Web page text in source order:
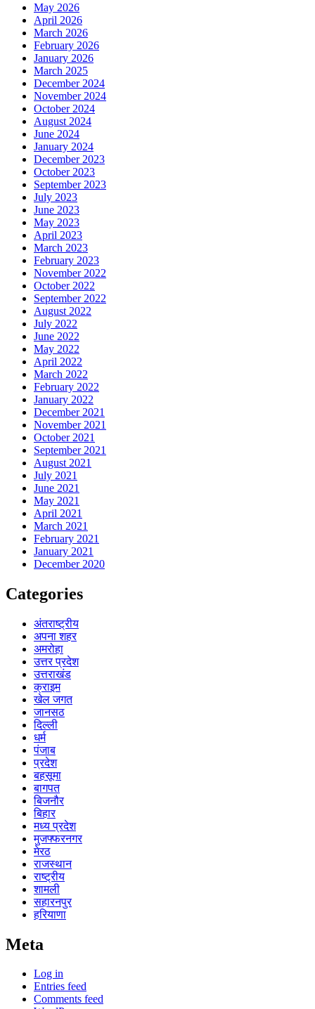
May 2026
April 2026
March 2026
February 2026
January 2026
March 2025
December 2024
November 2024
October 2024
August 2024
June 2024
January 2024
December 2023
October 2023
September 2023
July 2023
June 2023
May 2023
April 2023
March 2023
February 2023
November 2022
October 2022
September 2022
August 2022
July 2022
June 2022
May 2022
April 2022
March 2022
February 2022
January 2022
December 2021
November 2021
October 2021
September 2021
August 2021
July 2021
June 2021
May 2021
April 2021
March 2021
February 2021
January 2021
December 2020
Categories
अंतराष्ट्रीय
अपना शहर
अमरोहा
उत्तर प्रदेश
उत्तराखंड
क्राइम
खेल जगत
जानसठ
दिल्ली
धर्म
पंजाब
प्रदेश
बहसूमा
बागपत
बिजनौर
बिहार
मध्य प्रदेश
मुजफ्फरनगर
मेरठ
राजस्थान
राष्ट्रीय
शामली
सहारनपुर
हरियाणा
Meta
Log in
Entries feed
Comments feed